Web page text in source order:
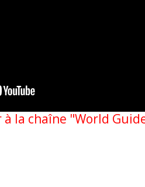
la chaîne "World